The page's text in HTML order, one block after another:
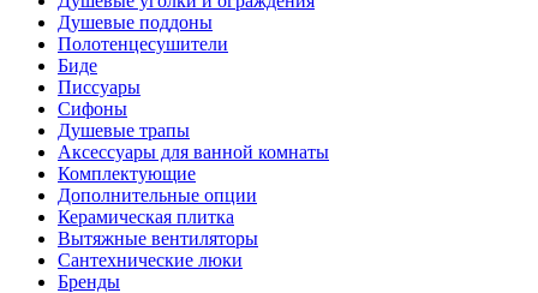
Душевые поддоны
Полотенцесушители
Биде
Писсуары
Сифоны
Душевые трапы
Аксессуары для ванной комнаты
Комплектующие
Дополнительные опции
Керамическая плитка
Вытяжные вентиляторы
Сантехнические люки
Бренды